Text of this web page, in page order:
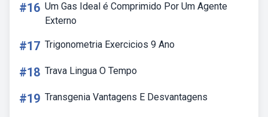
#16 Um Gas Ideal é Comprimido Por Um Agente
Externo
#17 Trigonometria Exercicios 9 Ano
#18 Trava Lingua O Tempo
#19 Transgenia Vantagens E Desvantagens